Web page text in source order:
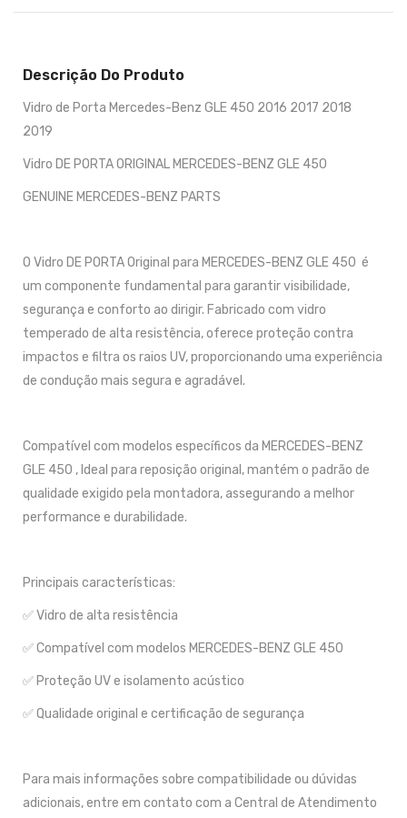
Descrição Do Produto
Vidro de Porta Mercedes-Benz GLE 450 2016 2017 2018
2019
Vidro DE PORTA ORIGINAL MERCEDES-BENZ GLE 450
GENUINE MERCEDES-BENZ PARTS
O Vidro DE PORTA Original para MERCEDES-BENZ GLE 450 é
um componente fundamental para garantir visibilidade,
segurança e conforto ao dirigir. Fabricado com vidro
temperado de alta resistência, oferece proteção contra
impactos e filtra os raios UV, proporcionando uma experiência
de condução mais segura e agradável.
Compatível com modelos específicos da MERCEDES-BENZ
GLE 450 , Ideal para reposição original, mantém o padrão de
qualidade exigido pela montadora, assegurando a melhor
performance e durabilidade.
Principais características:
✅ Vidro de alta resistência
✅ Compatível com modelos MERCEDES-BENZ GLE 450
✅ Proteção UV e isolamento acústico
✅ Qualidade original e certificação de segurança
Para mais informações sobre compatibilidade ou dúvidas
adicionais, entre em contato com a Central de Atendimento